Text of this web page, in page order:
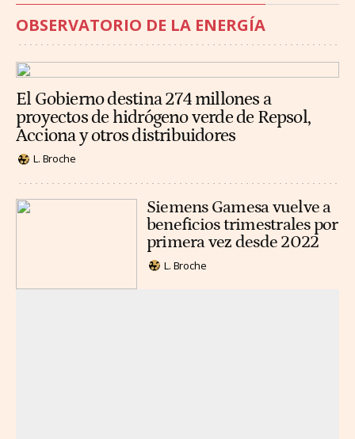
OBSERVATORIO DE LA ENERGÍA
El Gobierno destina 274 millones a
proyectos de hidrógeno verde de Repsol,
Acciona y otros distribuidores
L. Broche
Siemens Gamesa vuelve a
beneficios trimestrales por
primera vez desde 2022
L. Broche